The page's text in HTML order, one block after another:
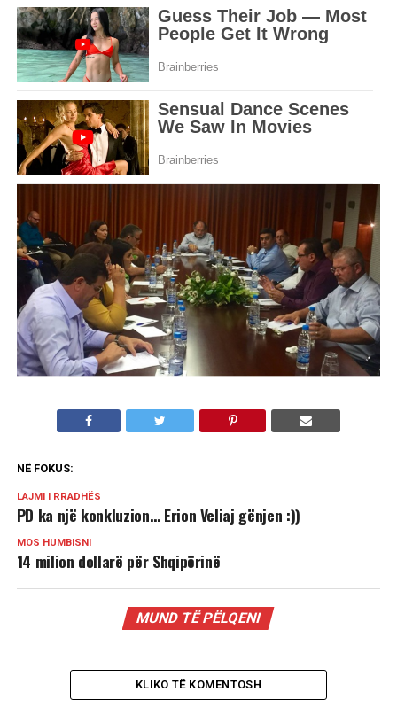
NË FOKUS:
LAJMI I RRADHËS
PD ka një konkluzion… Erion Veliaj gënjen :))
MOS HUMBISNI
14 milion dollarë për Shqipërinë
MUND TË PËLQENI
KLIKO TË KOMENTOSH